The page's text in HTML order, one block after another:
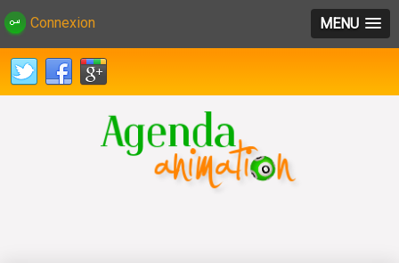
Connexion MENU